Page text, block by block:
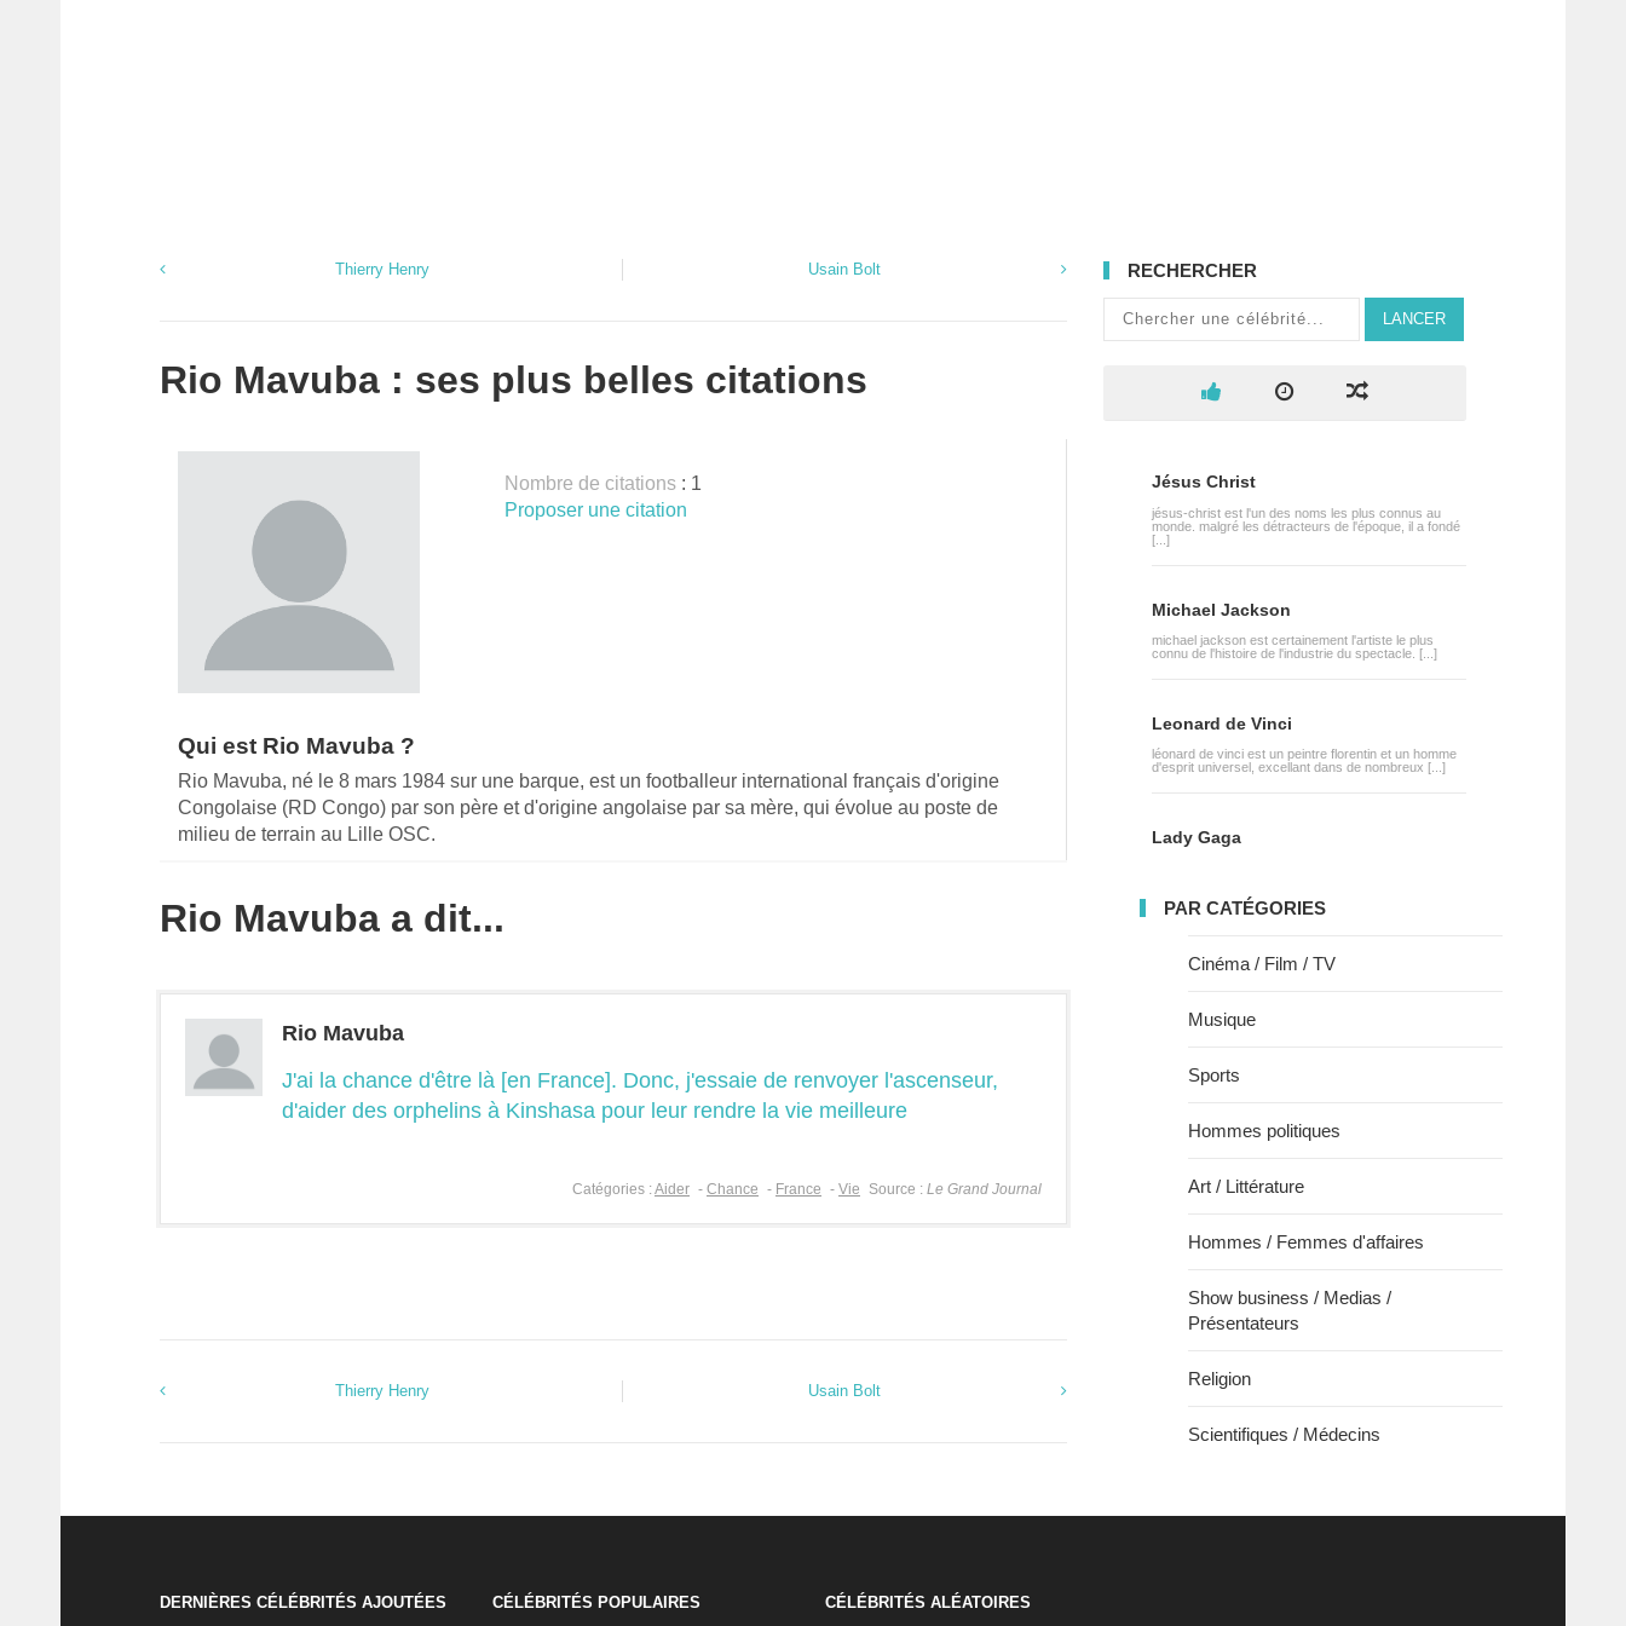
Thierry Henry Usain Bolt
Rio Mavuba : ses plus belles citations
Nombre de citations : 1
Proposer une citation
Qui est Rio Mavuba ?
Rio Mavuba, né le 8 mars 1984 sur une barque, est un footballeur international français d'origine
Congolaise (RD Congo) par son père et d'origine angolaise par sa mère, qui évolue au poste de
milieu de terrain au Lille OSC.
Rio Mavuba a dit...
Rio Mavuba
J'ai la chance d'être là [en France]. Donc, j'essaie de renvoyer l'ascenseur,
d'aider des orphelins à Kinshasa pour leur rendre la vie meilleure
Source : Le Grand Journal
Catégories :Aider - Chance - France - Vie
Thierry Henry Usain Bolt
RECHERCHER
LANCER
Jésus Christ
jésus-christ est l'un des noms les plus connus au
monde. malgré les détracteurs de l'époque, il a fondé
[...]
Michael Jackson
michael jackson est certainement l'artiste le plus
connu de l'histoire de l'industrie du spectacle. [...]
Leonard de Vinci
léonard de vinci est un peintre florentin et un homme
d'esprit universel, excellant dans de nombreux [...]
Lady Gaga
PAR CATÉGORIES
Cinéma / Film / TV
Musique
Sports
Hommes politiques
Art / Littérature
Hommes / Femmes d'affaires
Show business / Medias /
Présentateurs
Religion
Scientifiques / Médecins
DERNIÈRES CÉLÉBRITÉS AJOUTÉES CÉLÉBRITÉS POPULAIRES CÉLÉBRITÉS ALÉATOIRES